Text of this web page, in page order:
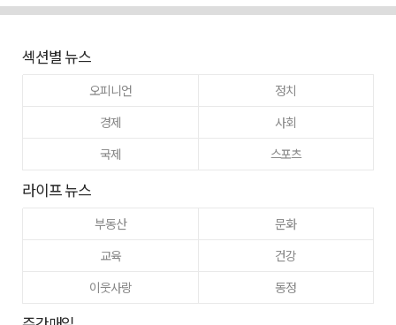
섹션별 뉴스
오피니언
정치
경제
사회
국제
스포츠
라이프 뉴스
부동산
문화
교육
건강
이웃사랑
동정